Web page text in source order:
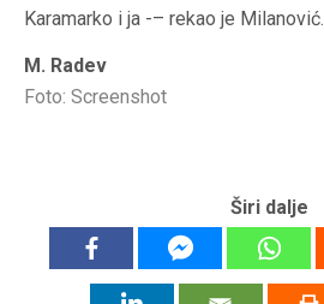
Karamarko i ja -– rekao je Milanović.
M. Radev
Foto: Screenshot
Širi dalje